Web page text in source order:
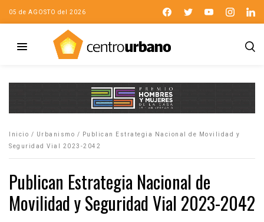
05 de AGOSTO del 2026
Inicio / Urbanismo /
Publican Estrategia Nacional de Movilidad y
Seguridad Vial 2023-2042
Publican Estrategia Nacional de
Movilidad y Seguridad Vial 2023-2042